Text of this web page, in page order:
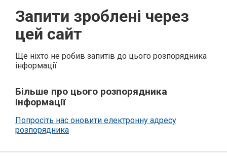
Запити зроблені через
цей сайт
Ще ніхто не робив запитів до цього розпорядника
інформації
Більше про цього розпорядника
інформації
Попросіть нас оновити електронну адресу
розпорядника